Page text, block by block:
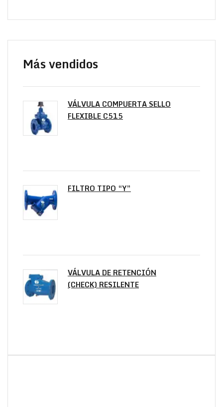
Más vendidos
VÁLVULA COMPUERTA SELLO
FLEXIBLE C515
FILTRO TIPO “Y”
VÁLVULA DE RETENCIÓN
(CHECK) RESILENTE